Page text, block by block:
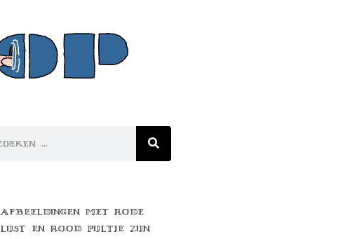
Afbeeldingen met rode
lijst en rood pijltje zijn